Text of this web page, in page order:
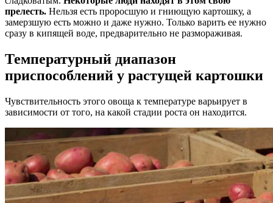
прелесть. Нельзя есть проросшую и гниющую картошку, а
замерзшую есть можно и даже нужно. Только варить ее нужно
сразу в кипящей воде, предварительно не размораживая.
Температурный диапазон
приспособлений у растущей картошки
Чувствительность этого овоща к температуре варьирует в
зависимости от того, на какой стадии роста он находится.